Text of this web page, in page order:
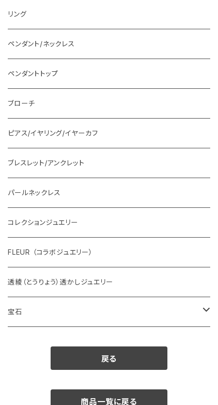
リング
ペンダント/ネックレス
ペンダントトップ
ブローチ
ピアス/イヤリング/イヤーカフ
ブレスレット/アンクレット
パールネックレス
コレクションジュエリー
FLEUR （コラボジュエリー）
透綾（とうりょう）透かしジュエリー
宝石
カラーストーン
戻る
商品一覧に戻る